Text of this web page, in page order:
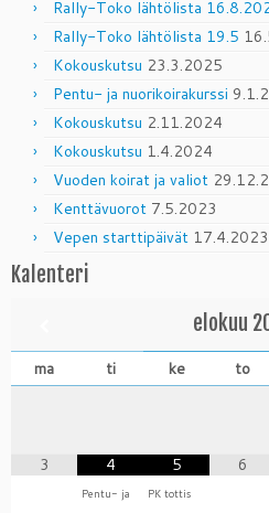
Rally-Toko lähtölista
Rally-Toko lähtölista 19.5
Kokouskutsu 23.3.2025
Pentu- ja nuorikoirakurssi
Kokouskutsu 2.11.2024
Kokouskutsu 1.4.2024
Vuoden koirat ja valiot
Kenttävuorot 7.5.2023
Vepen starttipäivät 17.4.2023
Kalenteri
elokuu
ma ti ke to
3 4
Pentu- ja
5
PK tottis
6